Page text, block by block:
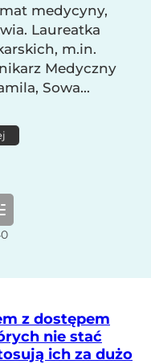
medycyny,
Laureatka
m.in.
Medyczny
Sowa...
z dostępem
nie stać
ich za dużo